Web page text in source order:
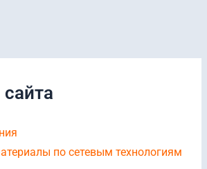
по сетевым технологиям